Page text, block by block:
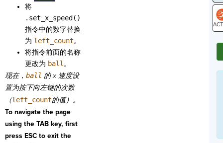
将
.set_x_speed()
指令中的数字替换
为 left_count。
将指令前面的名称
更改为 ball 。
现在， ball 的 x 速度设
置为按下向左键的次数
（left_count的值）。
To navigate the page
using the TAB key, first
press ESC to exit the